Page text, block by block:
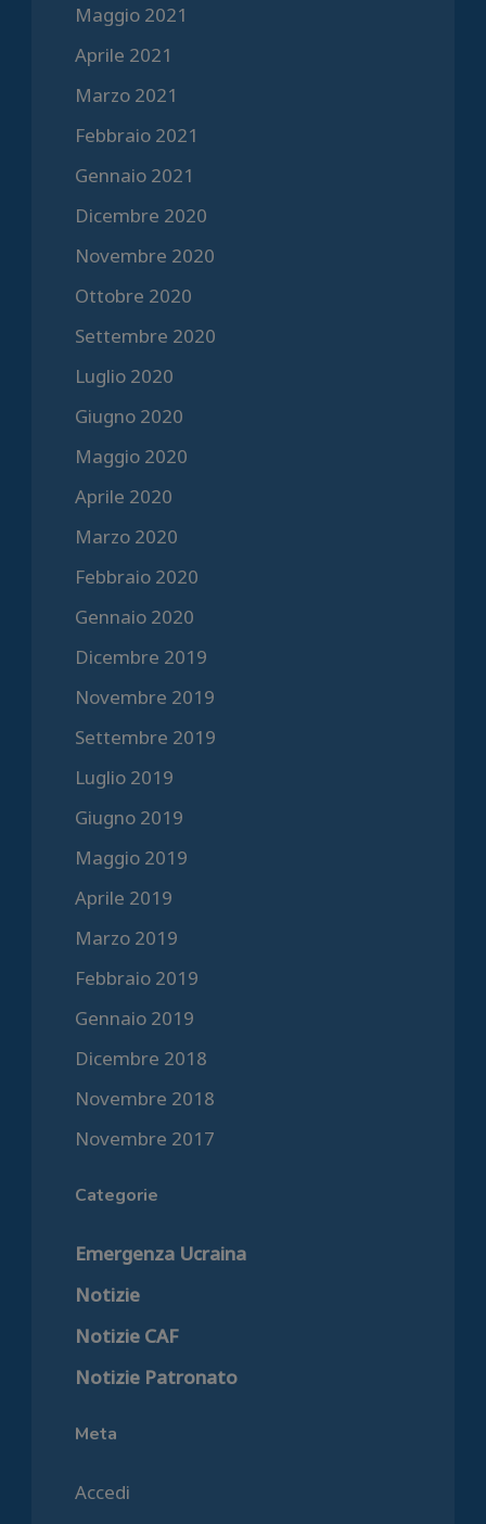
Maggio 2021
Aprile 2021
Marzo 2021
Febbraio 2021
Gennaio 2021
Dicembre 2020
Novembre 2020
Ottobre 2020
Settembre 2020
Luglio 2020
Giugno 2020
Maggio 2020
Aprile 2020
Marzo 2020
Febbraio 2020
Gennaio 2020
Dicembre 2019
Novembre 2019
Settembre 2019
Luglio 2019
Giugno 2019
Maggio 2019
Aprile 2019
Marzo 2019
Febbraio 2019
Gennaio 2019
Dicembre 2018
Novembre 2018
Novembre 2017
Categorie
Emergenza Ucraina
Notizie
Notizie CAF
Notizie Patronato
Meta
Accedi